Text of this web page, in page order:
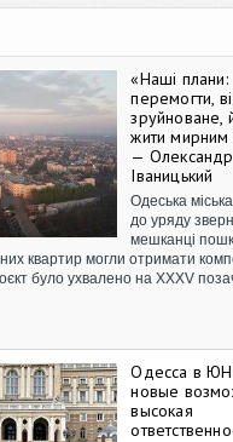
«Наші плани:
перемогти,
зруйноване,
жити мирним
— Олександр
Іваницький
Одеська
до уряду
мешканці
квартир могли отримати
було ухвалено на XXXV
Одесса в
новые
высокая